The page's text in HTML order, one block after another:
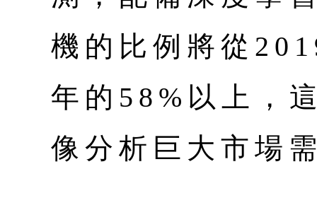
機的比例將從
年的58%以上，
像分析巨大市場